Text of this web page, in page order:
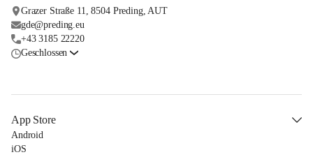
Grazer Straße 11, 8504 Preding, AUT
gde@preding.eu
+43 3185 22220
Geschlossen
App Store
Android
iOS